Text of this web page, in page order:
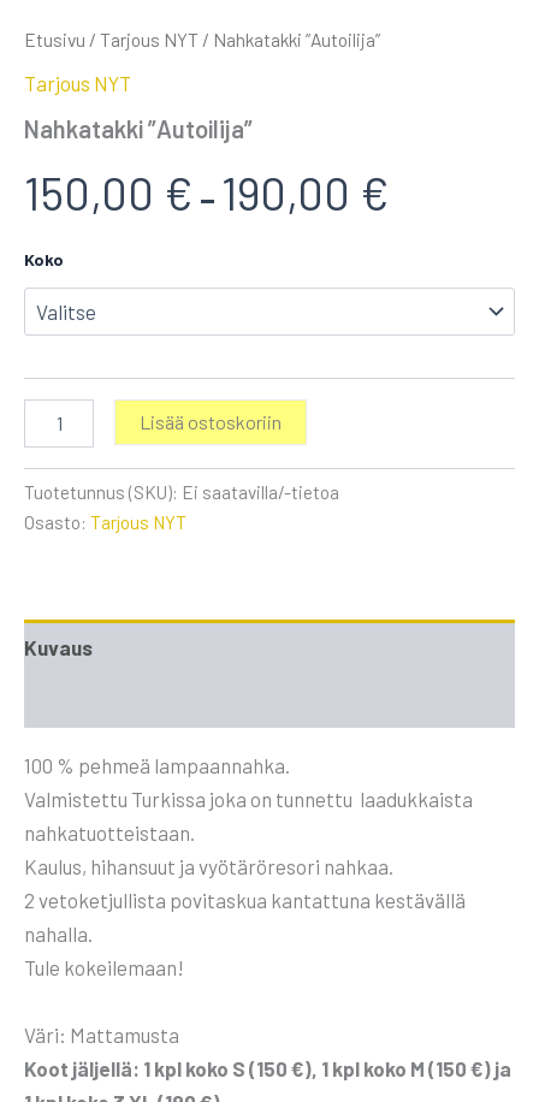
Etusivu / Tarjous NYT / Nahkatakki ”Autoilija”
Tarjous NYT
Nahkatakki ”Autoilija”
150,00 € – 190,00 €
-
190,00 €
Koko
"Autoilija"
Lisää ostoskoriin
Tuotetunnus (SKU): Ei saatavilla/-tietoa
Osasto: Tarjous NYT
Kuvaus
100 % pehmeä lampaannahka.
Valmistettu Turkissa joka on tunnettu laadukkaista
nahkatuotteistaan.
Kaulus, hihansuut ja vyötäröresori nahkaa.
2 vetoketjullista povitaskua kantattuna kestävällä
nahalla.
Tule kokeilemaan!
Väri: Mattamusta
Koot jäljellä: 1 kpl koko S (150 €), 1 kpl koko M (150 €) ja